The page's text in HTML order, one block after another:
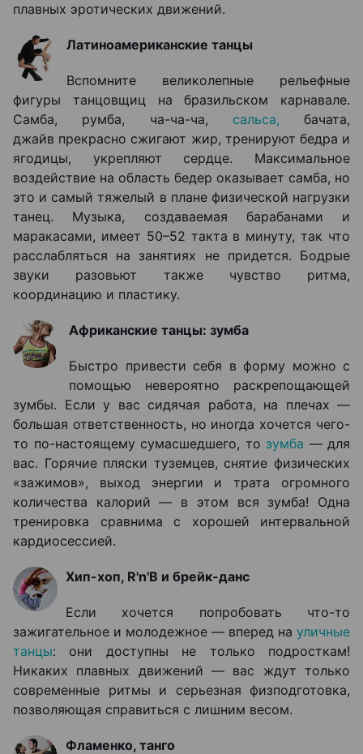
плавных эротических движений.
Латиноамериканские танцы
Вспомните великолепные рельефные
фигуры танцовщиц на бразильском карнавале.
Самба, румба, ча-ча-ча, сальса, бачата,
джайв прекрасно сжигают жир, тренируют бедра и
ягодицы, укрепляют сердце. Максимальное
воздействие на область бедер оказывает самба, но
это и самый тяжелый в плане физической нагрузки
танец. Музыка, создаваемая барабанами и
маракасами, имеет 50–52 такта в минуту, так что
расслабляться на занятиях не придется. Бодрые
звуки разовьют также чувство ритма,
координацию и пластику.
Африканские танцы: зумба
Быстро привести себя в форму можно с
помощью невероятно раскрепощающей
зумбы. Если у вас сидячая работа, на плечах ―
большая ответственность, но иногда хочется чего-
то по-настоящему сумасшедшего, то зумба — для
вас. Горячие пляски туземцев, снятие физических
«зажимов», выход энергии и трата огромного
количества калорий ― в этом вся зумба! Одна
тренировка сравнима с хорошей интервальной
кардиосессией.
Хип-хоп, R'n'B и брейк-данс
Если хочется попробовать что-то
зажигательное и молодежное ― вперед на уличные
танцы: они доступны не только подросткам!
Никаких плавных движений — вас ждут только
современные ритмы и серьезная физподготовка,
позволяющая справиться с лишним весом.
Фламенко, танго